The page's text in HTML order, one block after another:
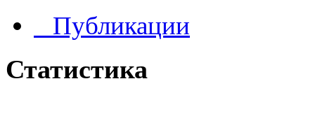
Публикации
Статистика